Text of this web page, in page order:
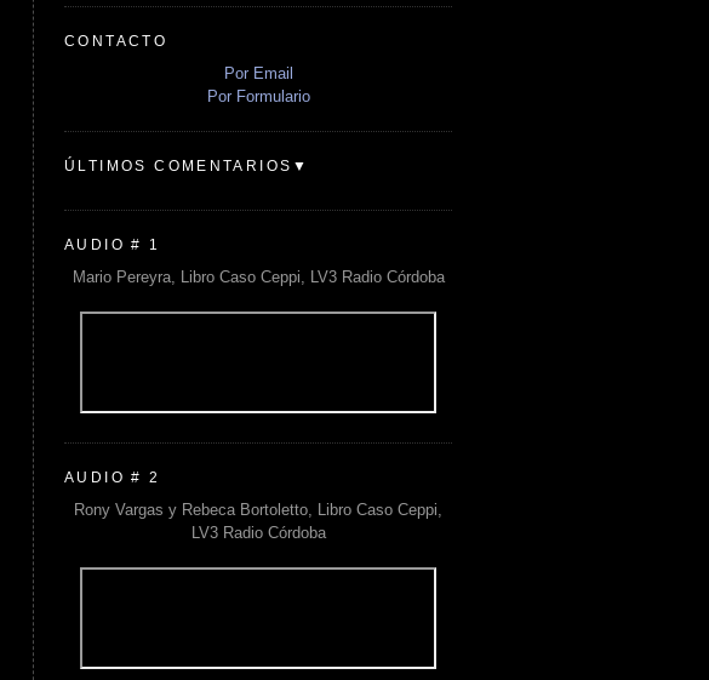
CONTACTO
Por Email
Por Formulario
ÚLTIMOS COMENTARIOS▼
AUDIO # 1
Mario Pereyra, Libro Caso Ceppi, LV3 Radio Córdoba
AUDIO # 2
Rony Vargas y Rebeca Bortoletto, Libro Caso Ceppi,
LV3 Radio Córdoba